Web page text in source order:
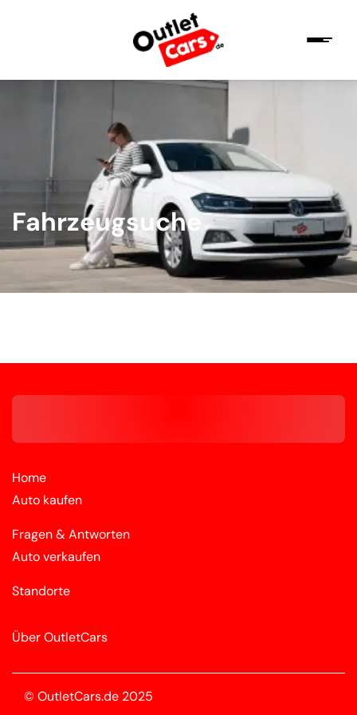
Fahrzeugsuche
Home
Auto kaufen
Fragen & Antworten
Auto verkaufen
Standorte
Über OutletCars
© OutletCars.de 2025